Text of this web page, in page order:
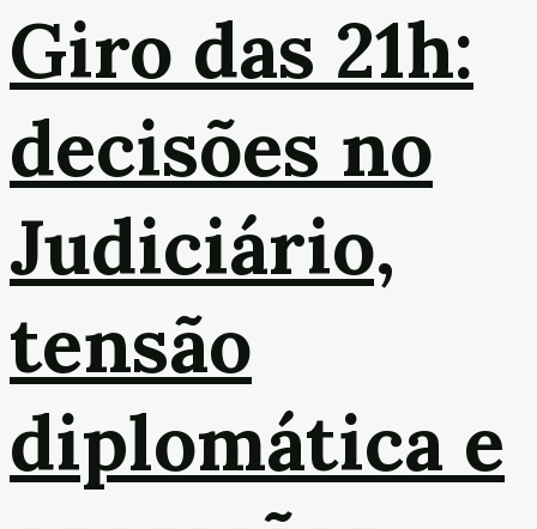
Giro das 21h:
decisões no
Judiciário,
tensão
diplomática e